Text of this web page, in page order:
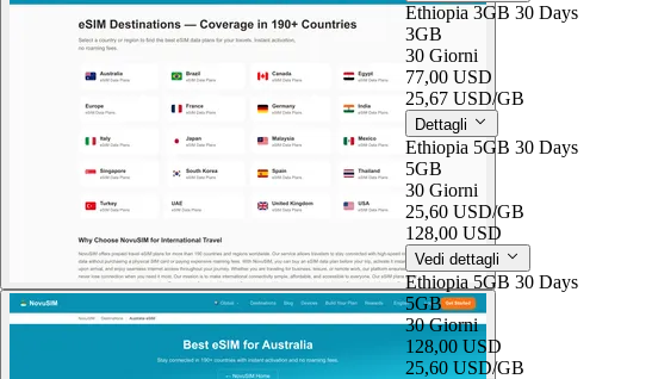
Ethiopia 3GB 30 Days
3GB
30 Giorni
77,00 USD
25,67 USD/GB
Dettagli
Ethiopia 5GB 30 Days
5GB
30 Giorni
25,60 USD/GB
128,00 USD
Vedi dettagli
Ethiopia 5GB 30 Days
5GB
30 Giorni
128,00 USD
25,60 USD/GB